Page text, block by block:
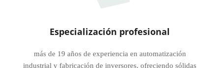
Especialización profesional
más de 19 años de experiencia en automatización
industrial y fabricación de inversores, ofreciendo sólidas